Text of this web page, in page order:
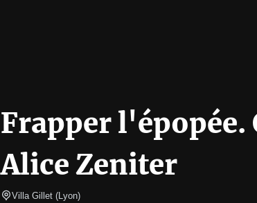
Frapper l'épopée.
Alice Zeniter
Villa Gillet (Lyon)